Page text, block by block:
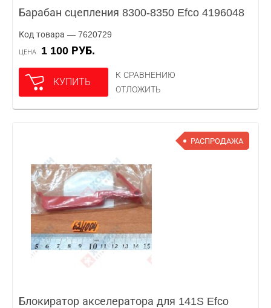
Барабан сцепления 8300-8350 Efco 4196048
Код товара — 7620729
ЦЕНА 1 100 РУБ.
КУПИТЬ
К СРАВНЕНИЮ
ОТЛОЖИТЬ
РАСПРОДАЖА
Блокиратор акселератора для 141S Efco